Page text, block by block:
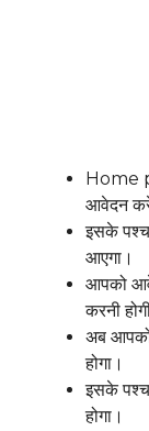
Home
आवेदन करें
इसके
आएगा।
आपको
करनी
अब आपको
होगा।
इसके
होगा।